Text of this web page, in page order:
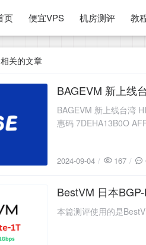
页 便宜VPS 机房测评 教
相关的文章
2024-09-04
BAGEVM 新上线
BAGEVM 新上线台湾
惠码 7DEHA13B0O
2024-09-04 167
2024-03-30
BestVM 日本
本篇测评使用的是